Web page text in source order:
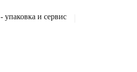
и сервис